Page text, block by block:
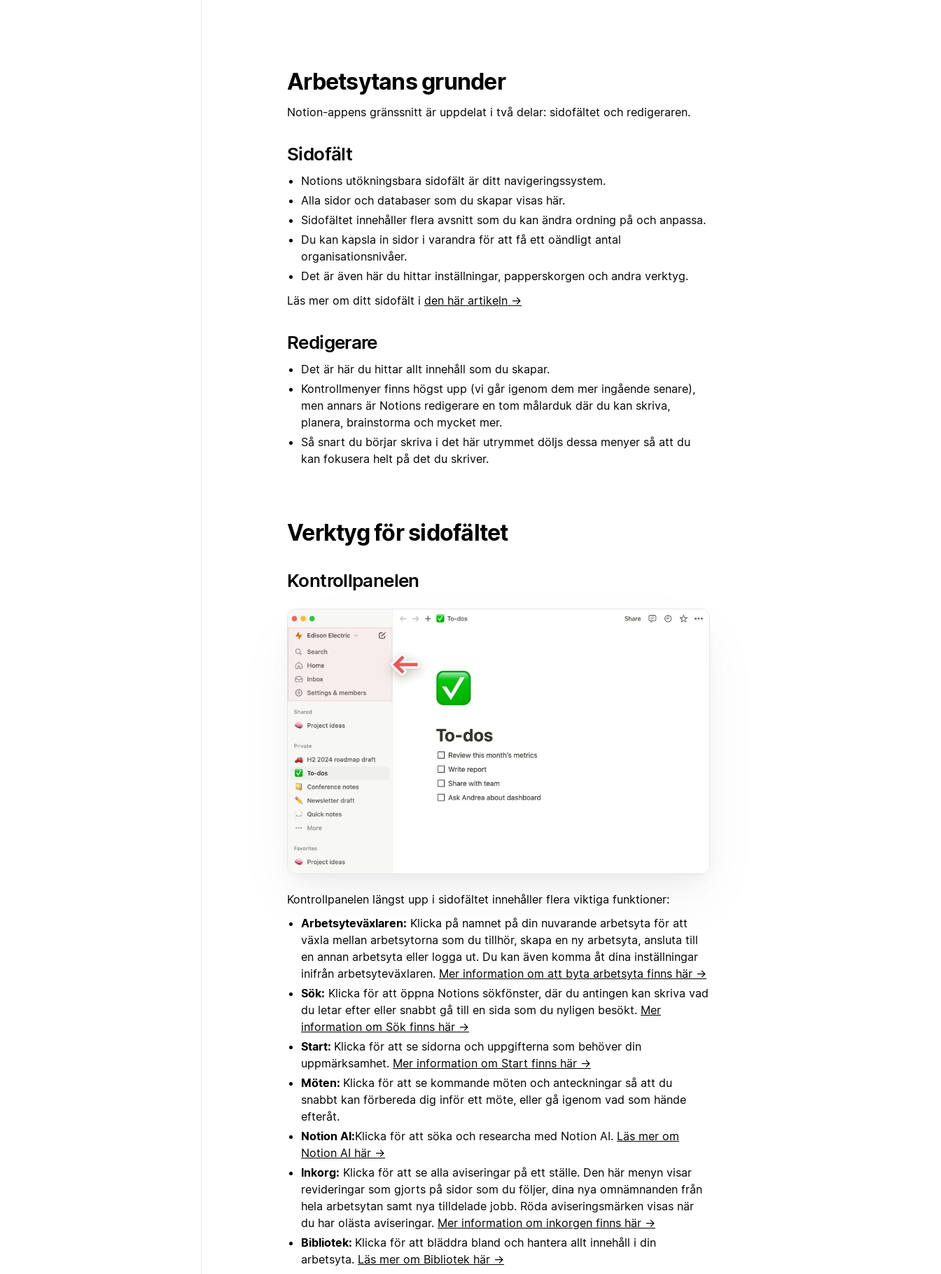
Arbetsytans grunder
Notion-appens gränssnitt är uppdelat i två delar: sidofältet och redigeraren.
Sidofält
Notions utökningsbara sidofält är ditt navigeringssystem.
Alla sidor och databaser som du skapar visas här.
Sidofältet innehåller flera avsnitt som du kan ändra ordning på och anpassa.
Du kan kapsla in sidor i varandra för att få ett oändligt antal
organisationsnivåer.
Det är även här du hittar inställningar, papperskorgen och andra verktyg.
Läs mer om ditt sidofält i den här artikeln →
Redigerare
Det är här du hittar allt innehåll som du skapar.
Kontrollmenyer finns högst upp (vi går igenom dem mer ingående senare),
men annars är Notions redigerare en tom målarduk där du kan skriva,
planera, brainstorma och mycket mer.
Så snart du börjar skriva i det här utrymmet döljs dessa menyer så att du
kan fokusera helt på det du skriver.
Verktyg för sidofältet
Kontrollpanelen
Kontrollpanelen längst upp i sidofältet innehåller flera viktiga funktioner:
Arbetsyteväxlaren: Klicka på namnet på din nuvarande arbetsyta för att
växla mellan arbetsytorna som du tillhör, skapa en ny arbetsyta, ansluta till
en annan arbetsyta eller logga ut. Du kan även komma åt dina inställningar
inifrån arbetsyteväxlaren. Mer information om att byta arbetsyta finns här →
Sök: Klicka för att öppna Notions sökfönster, där du antingen kan skriva vad
du letar efter eller snabbt gå till en sida som du nyligen besökt. Mer
information om Sök finns här →
Start: Klicka för att se sidorna och uppgifterna som behöver din
uppmärksamhet. Mer information om Start finns här →
Möten: Klicka för att se kommande möten och anteckningar så att du
snabbt kan förbereda dig inför ett möte, eller gå igenom vad som hände
efteråt.
Notion AI:Klicka för att söka och researcha med Notion AI. Läs mer om
Notion AI här →
Inkorg: Klicka för att se alla aviseringar på ett ställe. Den här menyn visar
revideringar som gjorts på sidor som du följer, dina nya omnämnanden från
hela arbetsytan samt nya tilldelade jobb. Röda aviseringsmärken visas när
du har olästa aviseringar. Mer information om inkorgen finns här →
Bibliotek: Klicka för att bläddra bland och hantera allt innehåll i din
arbetsyta. Läs mer om Bibliotek här →